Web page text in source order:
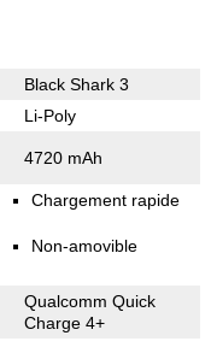
Black Shark 3
Li-Poly
4720 mAh
Chargement rapide
Non-amovible
Qualcomm Quick
Charge 4+